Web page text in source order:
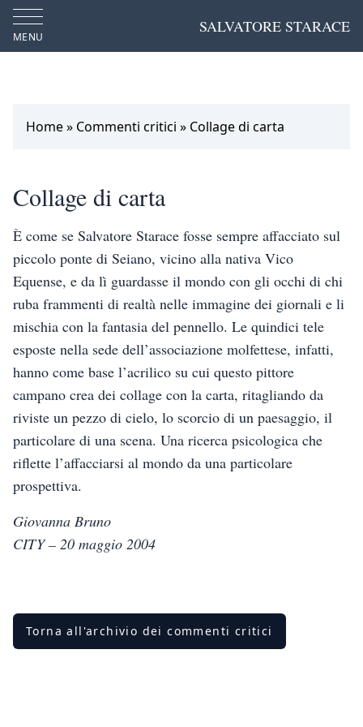
MENU
SALVATORE STARACE
Home» Commenti critici » Collage di carta
Collage di carta
È come se Salvatore Starace fosse sempre affacciato sul
piccolo ponte di Seiano, vicino alla nativa Vico
Equense, e da lì guardasse il mondo con gli occhi di chi
ruba frammenti di realtà nelle immagine dei gior­nali e li
mischia con la fantasia del pennello. Le quindici tele
esposte nella sede dell’as­sociazione molfettese, infatti,
hanno come base l’acrilico su cui questo pittore
campano crea dei collage con la carta, ritagliando da
riviste un pezzo di cielo, lo scorcio di un pae­saggio, il
particolare di una scena. Una ricerca psicologica che
riflette l’affacciarsi al mon­do da una particolare
prospettiva.
Giovanna Bruno
CITY – 20 maggio 2004
Torna all'archivio dei commenti critici